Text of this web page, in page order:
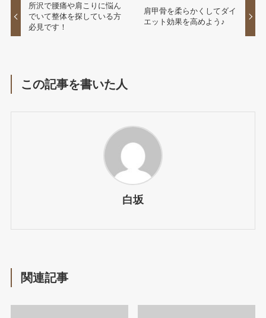
所沢で腰痛や肩こりに悩ん
でいて整体を探している方
必見です！
肩甲骨を柔らかくしてダイ
エット効果を高めよう♪
この記事を書いた人
白坂
関連記事